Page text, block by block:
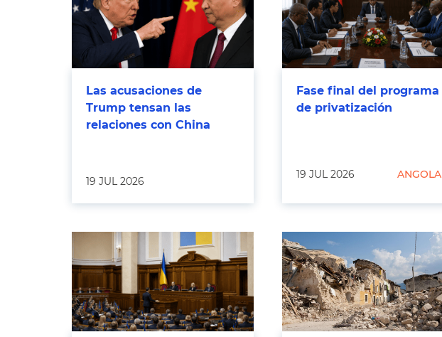
Las acusaciones de
Trump tensan las
relaciones con China
19 JUL 2026
Fase final del programa
de privatización
19 JUL 2026 ANGOLA